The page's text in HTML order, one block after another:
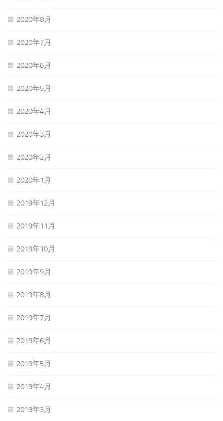
2020年8月
2020年7月
2020年6月
2020年5月
2020年4月
2020年3月
2020年2月
2020年1月
2019年12月
2019年11月
2019年10月
2019年9月
2019年8月
2019年7月
2019年6月
2019年5月
2019年4月
2019年3月